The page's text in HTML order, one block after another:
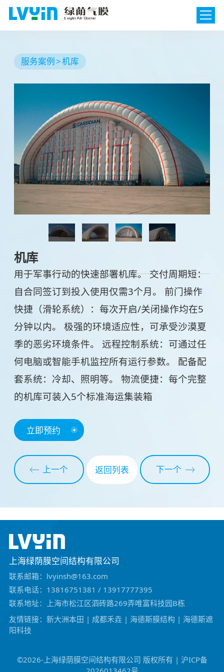
服务案例 机库
机库
用于军事行动的快速部署机库。 交付周期短：
自合同签订到投入使用仅需3个月。 前门操作
快捷（滑轮系统）：每次开启/关闭操作均在5
分钟以内。 极强的环境适应性，可承受沙漠夏
季的恶劣环境条件。 远程控制系统：可通过任
何电脑或智能手机监控所有运行参数。 配备配
套系统：冷却、照明等。 物流便捷：每个完整
的机库可装入5个标准海运集装箱
立即预约
上一个 返回列表 下一个
上海绿荫膜空间结构有限公司
联系邮箱：lvyinsh@163.com
联系电话：13816751381 / 13917777395
联系地址：上海市松江区泗砖路269弄唯富科技园B栋
友情链接： 新大洲本田 | 成都禾垚 | 海德斯膜结构 | 海德斯遮
阳科技
©️2026-上海绿荫膜空间结构有限公司 版权所有 | 沪ICP备